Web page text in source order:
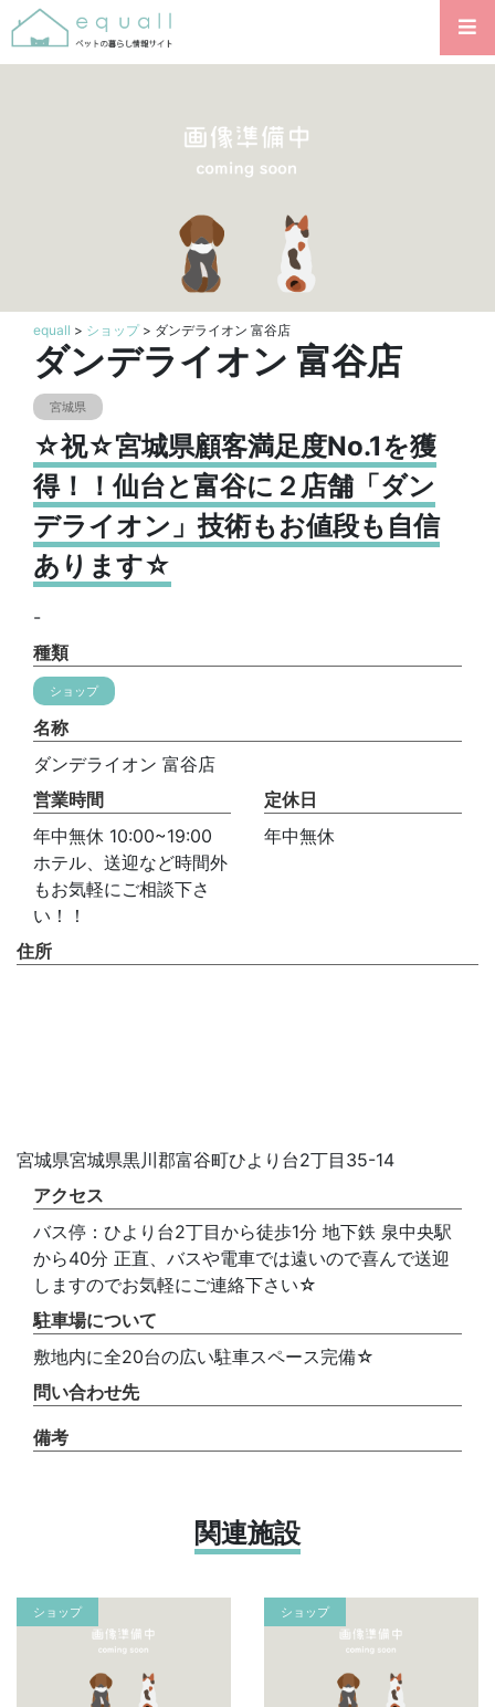
equall > ショップ> ダンデライオン 富谷店
ダンデライオン 富谷店
宮城県
☆祝☆宮城県顧客満足度No.1を獲
得！！仙台と富谷に２店舗「ダン
デライオン」技術もお値段も自信
あります☆
-
種類
ショップ
名称
ダンデライオン 富谷店
営業時間
年中無休 10:00~19:00
ホテル、送迎など時間外
もお気軽にご相談下さ
い！！
定休日
年中無休
住所
宮城県宮城県黒川郡富谷町ひより台2丁目35-14
アクセス
バス停：ひより台2丁目から徒歩1分 地下鉄 泉中央駅
から40分 正直、バスや電車では遠いので喜んで送迎
しますのでお気軽にご連絡下さい☆
駐車場について
敷地内に全20台の広い駐車スペース完備☆
問い合わせ先
備考
関連施設
ショップ ショップ